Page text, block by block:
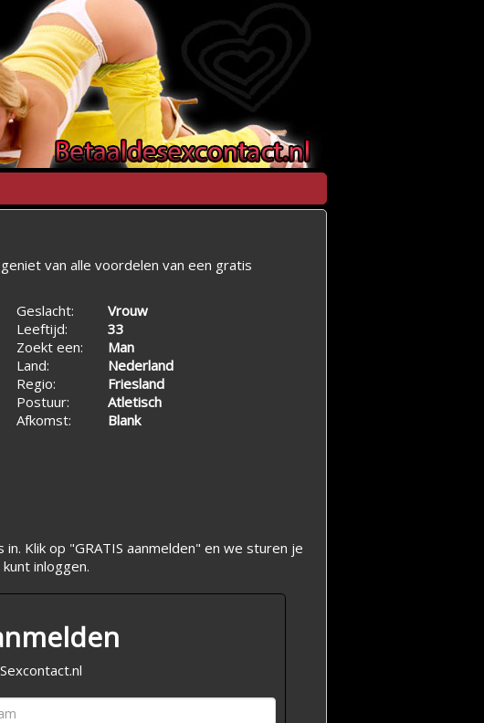
van alle voordelen van een gratis
Geslacht:
Vrouw
Leeftijd:
33
Zoekt een:
Man
Land:
Nederland
Regio:
Friesland
Postuur:
Atletisch
Afkomst:
Blank
Klik op "GRATIS aanmelden" en we sturen je
inloggen.